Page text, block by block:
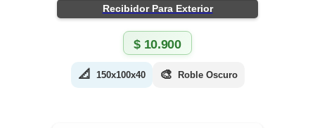
Recibidor Para Exterior
$10.900
📐 150x100x40 🎨 Roble Oscuro